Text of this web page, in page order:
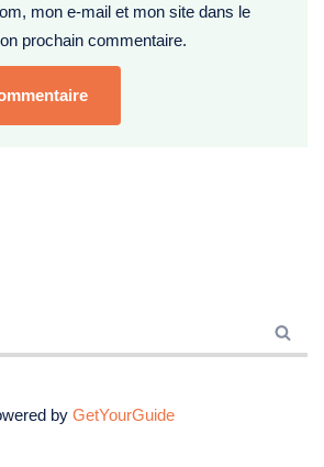
mon e-mail et mon site dans le
prochain commentaire.
by GetYourGuide